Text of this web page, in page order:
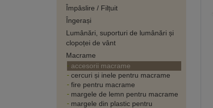
Împâslire / Filțuit
Îngerași
Lumânări, suporturi de lumânări și
clopoței de vânt
Macrame
accesorii macrame
cercuri și inele pentru macrame
fire pentru macrame
margele de lemn pentru macrame
margele din plastic pentru